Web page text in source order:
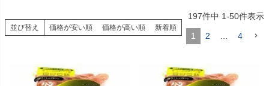
並び替え 価格が安い順 価格が高い順 新着順
197件中 1-50件表示
1 2 … 4